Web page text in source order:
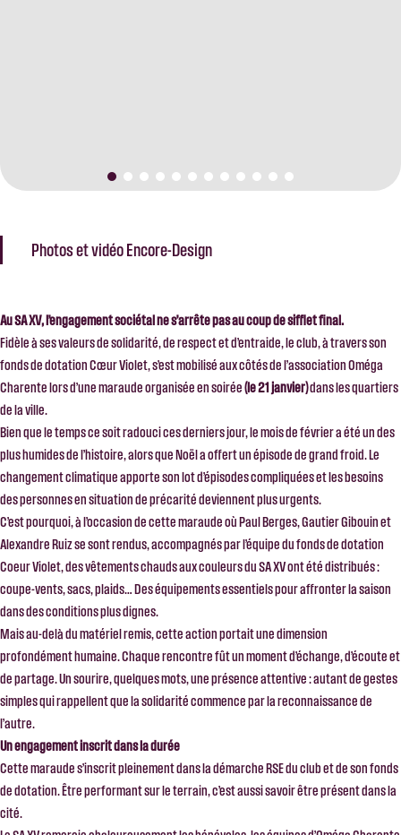
Photos et vidéo Encore-Design
Au SA XV, l’engagement sociétal ne s’arrête pas au coup de sifflet final.
Fidèle à ses valeurs de solidarité, de respect et d’entraide, le club, à travers son
fonds de dotation Cœur Violet, s’est mobilisé aux côtés de l’association Oméga
Charente lors d’une maraude organisée en soirée(le 21 janvier)dans les quartiers
de la ville.
Bien que le temps ce soit radouci ces derniers jour, le mois de février a été un des
plus humides de l’histoire, alors que Noël a offert un épisode de grand froid. Le
changement climatique apporte son lot d’épisodes compliquées et les besoins
des personnes en situation de précarité deviennent plus urgents.
C’est pourquoi, à l’occasion de cette maraude où Paul Berges, Gautier Gibouin et
Alexandre Ruiz se sont rendus, accompagnés par l’équipe du fonds de dotation
Coeur Violet, des vêtements chauds aux couleurs du SA XV ont été distribués :
coupe-vents, sacs, plaids… Des équipements essentiels pour affronter la saison
dans des conditions plus dignes.
Mais au-delà du matériel remis, cette action portait une dimension
profondément humaine. Chaque rencontre fût un moment d’échange, d’écoute et
de partage. Un sourire, quelques mots, une présence attentive : autant de gestes
simples qui rappellent que la solidarité commence par la reconnaissance de
l’autre.
Un engagement inscrit dans la durée
Cette maraude s’inscrit pleinement dans la démarche RSE du club et de son fonds
de dotation. Être performant sur le terrain, c’est aussi savoir être présent dans la
cité.